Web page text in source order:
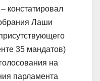
констатировал
Лаши
35 мандатов)
на
парламента